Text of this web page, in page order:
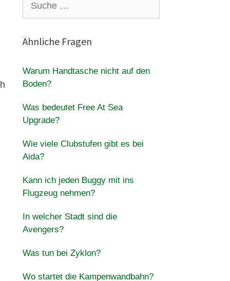
nach:
Ähnliche Fragen
Warum Handtasche nicht auf den
Boden?
Was bedeutet Free At Sea
Upgrade?
Wie viele Clubstufen gibt es bei
Aida?
Kann ich jeden Buggy mit ins
Flugzeug nehmen?
In welcher Stadt sind die
Avengers?
Was tun bei Zyklon?
Wo startet die Kampenwandbahn?